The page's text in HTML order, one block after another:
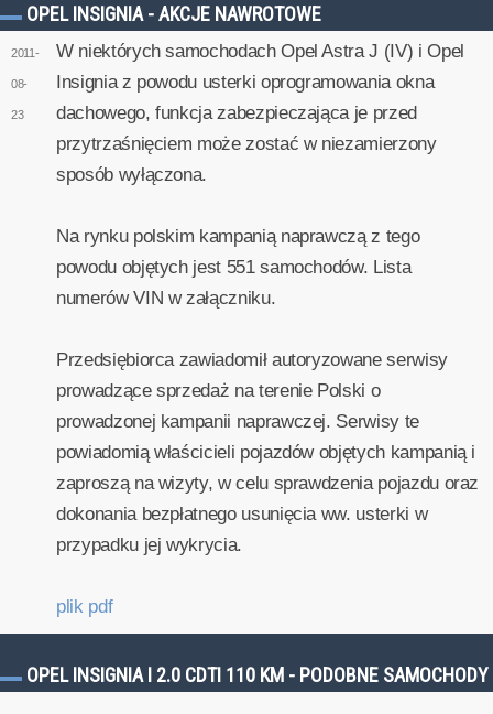
OPEL INSIGNIA - AKCJE NAWROTOWE
2011-
08-
23
W niektórych samochodach Opel Astra J (IV) i Opel
Insignia z powodu usterki oprogramowania okna
dachowego, funkcja zabezpieczająca je przed
przytrzaśnięciem może zostać w niezamierzony
sposób wyłączona.
Na rynku polskim kampanią naprawczą z tego
powodu objętych jest 551 samochodów. Lista
numerów VIN w załączniku.
Przedsiębiorca zawiadomił autoryzowane serwisy
prowadzące sprzedaż na terenie Polski o
prowadzonej kampanii naprawczej. Serwisy te
powiadomią właścicieli pojazdów objętych kampanią i
zaproszą na wizyty, w celu sprawdzenia pojazdu oraz
dokonania bezpłatnego usunięcia ww. usterki w
przypadku jej wykrycia.
plik pdf
OPEL INSIGNIA I 2.0 CDTI 110 KM - PODOBNE SAMOCHODY